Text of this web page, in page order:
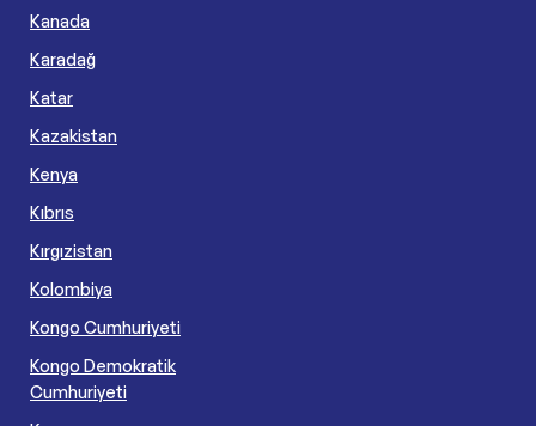
Kanada
Karadağ
Katar
Kazakistan
Kenya
Kıbrıs
Kırgızistan
Kolombiya
Kongo Cumhuriyeti
Kongo Demokratik
Cumhuriyeti